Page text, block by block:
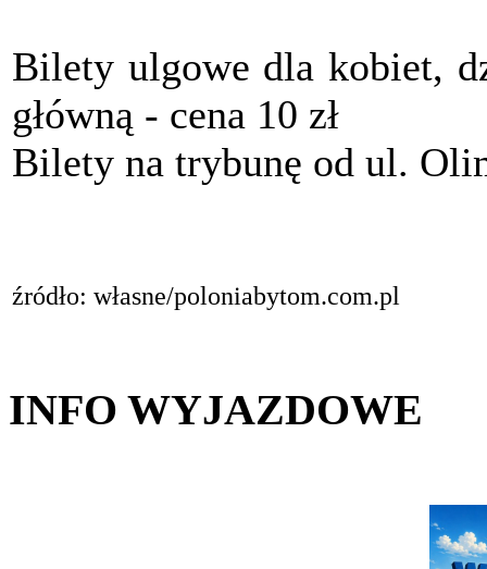
Bilety ulgowe dla kobiet,
główną - cena 10 zł
Bilety na trybunę od ul.
źródło: własne/poloniabytom.com.pl
INFO WYJAZDOWE